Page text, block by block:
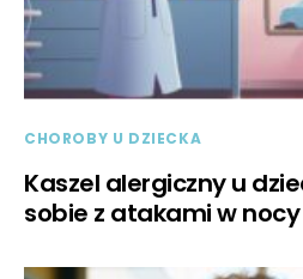
CHOROBY U DZIECKA
Kaszel alergiczny u
sobie z atakami w nocy